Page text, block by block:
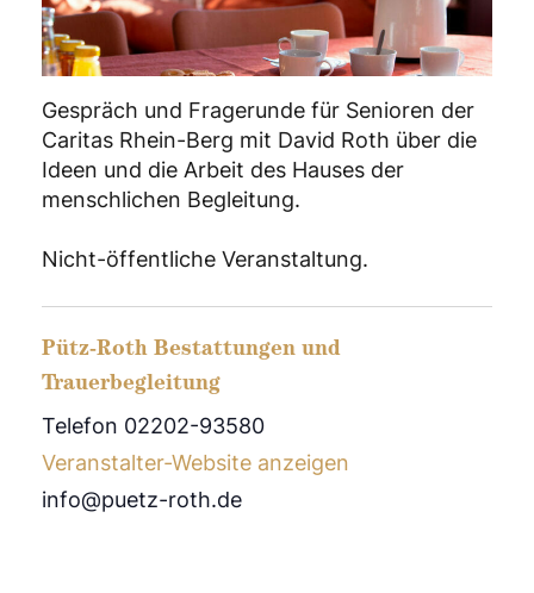
Gespräch und Fragerunde für Senioren der
Caritas Rhein-Berg mit David Roth über die
Ideen und die Arbeit des Hauses der
menschlichen Begleitung.
Nicht-öffentliche Veranstaltung.
Pütz-Roth Bestattungen und
Trauerbegleitung
Telefon 02202-93580
Veranstalter-Website anzeigen
info@puetz-roth.de